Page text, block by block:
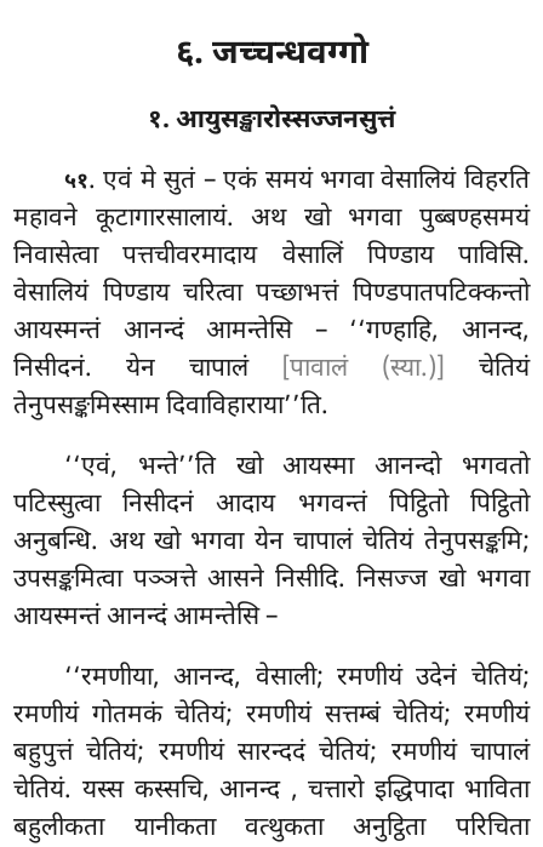
६. जच्चन्धवग्गो
१. आयुसङ्खारोस्सज्जनसुत्तं
५१. एवं मे सुतं – एकं समयं भगवा वेसालियं विहरति
महावने कूटागारसालायं. अथ खो भगवा पुब्बण्हसमयं
निवासेत्वा पत्तचीवरमादाय वेसालिं पिण्डाय पाविसि.
वेसालियं पिण्डाय चरित्वा पच्छाभत्तं पिण्डपातपटिक्कन्तो
आयस्मन्तं आनन्दं आमन्तेसि – ‘‘गण्हाहि, आनन्द,
निसीदनं. येन चापालं
[पावालं (स्या.)]
चेतियं
तेनुपसङ्कमिस्साम दिवाविहाराया’’ति.
‘‘एवं, भन्ते’’ति खो आयस्मा आनन्दो भगवतो
पटिस्सुत्वा निसीदनं आदाय भगवन्तं पिट्ठितो पिट्ठितो
अनुबन्धि. अथ खो भगवा येन चापालं चेतियं तेनुपसङ्कमि;
उपसङ्कमित्वा पञ्ञत्ते आसने निसीदि. निसज्ज खो भगवा
आयस्मन्तं आनन्दं आमन्तेसि –
‘‘रमणीया, आनन्द, वेसाली; रमणीयं उदेनं चेतियं;
रमणीयं गोतमकं चेतियं; रमणीयं सत्तम्बं चेतियं; रमणीयं
बहुपुत्तं चेतियं; रमणीयं सारन्ददं चेतियं; रमणीयं चापालं
चेतियं. यस्स कस्सचि, आनन्द , चत्तारो इद्धिपादा भाविता
बहुलीकता यानीकता वत्थुकता अनुट्ठिता परिचिता